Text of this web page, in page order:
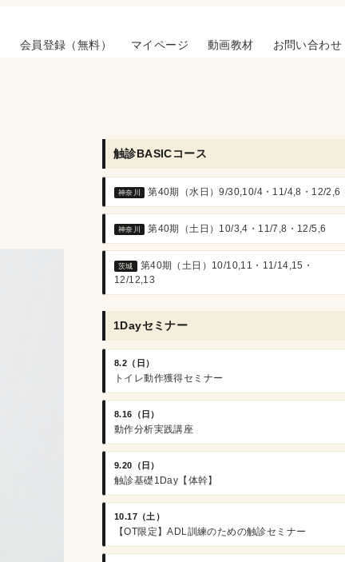
会員登録（無料） マイページ 動画教材 お問い合わせ
触診BASICコース
神奈川 第40期（水日）9/30,10/4・11/4,8・12/2,6
神奈川 第40期（土日）10/3,4・11/7,8・12/5,6
茨城
第40期（土日）10/10,11・11/14,15・
12/12,13
1Dayセミナー
8.2（日）
トイレ動作獲得セミナー
8.16（日）
動作分析実践講座
9.20（日）
触診基礎1Day【体幹】
10.17（土）
【OT限定】ADL訓練のための触診セミナー